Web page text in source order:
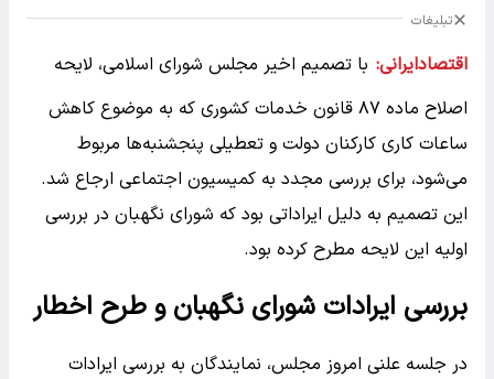
تبلیغات
اقتصادایرانی: با تصمیم اخیر مجلس شورای اسلامی، لایحه
اصلاح ماده ۸۷ قانون خدمات کشوری که به موضوع کاهش
ساعات کاری کارکنان دولت و تعطیلی پنجشنبه‌ها مربوط
می‌شود، برای بررسی مجدد به کمیسیون اجتماعی ارجاع شد.
این تصمیم به دلیل ایراداتی بود که شورای نگهبان در بررسی
اولیه این لایحه مطرح کرده بود.
بررسی ایرادات شورای نگهبان و طرح اخطار
در جلسه علنی امروز مجلس، نمایندگان به بررسی ایرادات